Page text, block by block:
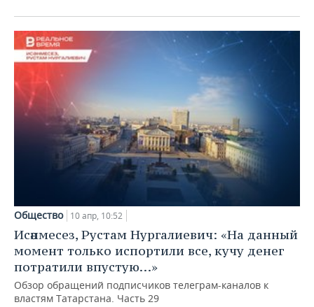
ХОККЕЙ С МЯЧОМ
ПРОИСШЕСТВИЯ
Общество 10 апр, 10:52
Исәнмесез, Рустам Нургалиевич: «На данный
момент только испортили все, кучу денег
потратили впустую…»
Обзор обращений подписчиков телеграм-каналов к
властям Татарстана. Часть 29